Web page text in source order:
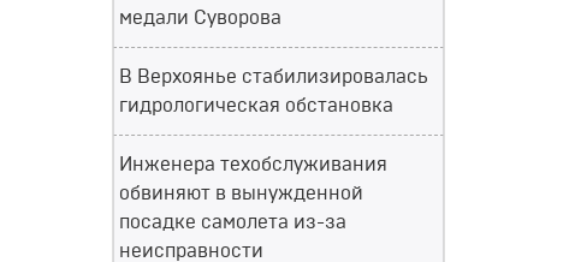
медали Суворова
В Верхоянье стабилизировалась
гидрологическая обстановка
Инженера техобслуживания
обвиняют в вынужденной
посадке самолета из-за
неисправности